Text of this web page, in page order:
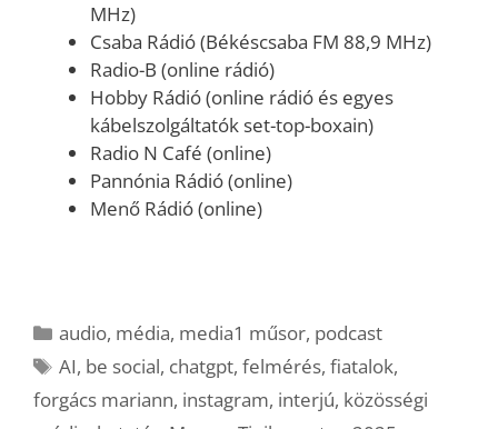
MHz)
Csaba Rádió (Békéscsaba FM 88,9 MHz)
Radio-B (online rádió)
Hobby Rádió (online rádió és egyes
kábelszolgáltatók set-top-boxain)
Radio N Café (online)
Pannónia Rádió (online)
Menő Rádió (online)
Kategória
audio, média, media1 műsor, podcast
Címkék
AI, be social, chatgpt,felmérés,fiatalok,
forgács mariann, instagram, interjú, közösségi